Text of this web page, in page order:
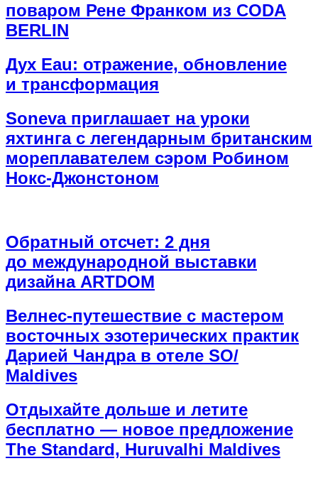
поваром Рене Франком из CODA
BERLIN
Дух Eau: отражение, обновление
и трансформация
Soneva приглашает на уроки
яхтинга с легендарным британским
мореплавателем сэром Робином
Нокс-Джонстоном
Обратный отсчет: 2 дня
до международной выставки
дизайна ARTDOM
Велнес-путешествие с мастером
восточных эзотерических практик
Дарией Чандра в отеле SO/
Maldives
Отдыхайте дольше и летите
бесплатно — новое предложение
The Standard, Huruvalhi Maldives